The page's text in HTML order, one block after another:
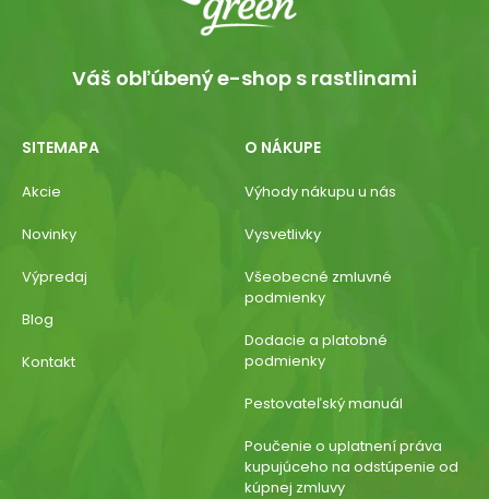
Váš obľúbený e-shop s rastlinami
SITEMAPA
Akcie
Novinky
Výpredaj
Blog
Kontakt
O NÁKUPE
Výhody nákupu u nás
Vysvetlivky
Všeobecné zmluvné
podmienky
Dodacie a platobné
podmienky
Pestovateľský manuál
Poučenie o uplatnení práva
kupujúceho na odstúpenie od
kúpnej zmluvy